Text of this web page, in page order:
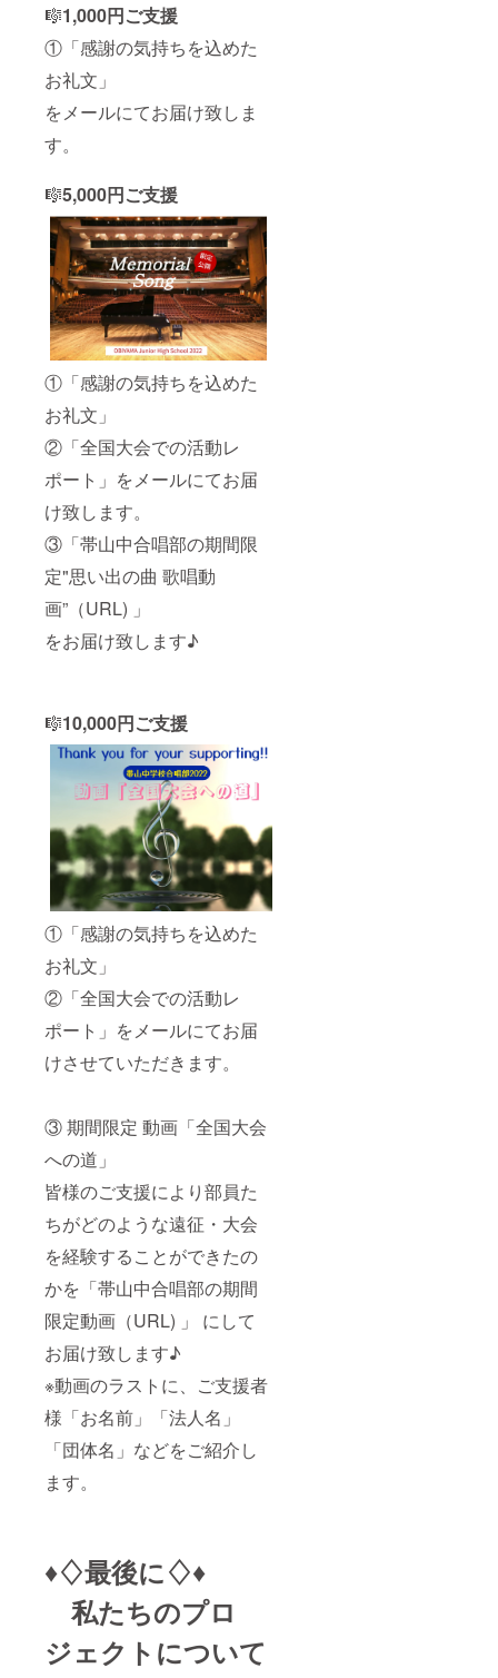
🎼1,000円ご支援
①「感謝の気持ちを込めた
お礼文」
をメールにてお届け致しま
す。
🎼5,000円ご支援
①「感謝の気持ちを込めた
お礼文」
②「全国大会での活動レ
ポート」をメールにてお届
け致します。
③「帯山中合唱部の期間限
定"思い出の曲 歌唱動
画”（URL) 」
をお届け致します♪
🎼10,000円ご支援
①「感謝の気持ちを込めた
お礼文」
②「全国大会での活動レ
ポート」をメールにてお届
けさせていただきます。
③ 期間限定 動画「全国大会
への道」
皆様のご支援により部員た
ちがどのような遠征・大会
を経験することができたの
かを「帯山中合唱部の期間
限定動画（URL) 」 にして
お届け致します♪
※動画のラストに、ご支援者
様「お名前」「法人名」
「団体名」などをご紹介し
ます。
♦♢最後に♢♦
私たちのプロ
ジェクトについて